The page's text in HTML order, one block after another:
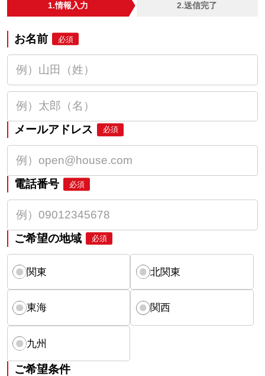
1.情報入力 2.送信完了
お名前 必須
メールアドレス 必須
電話番号 必須
ご希望の地域 必須
関東 北関東
東海 関西
九州
ご希望条件